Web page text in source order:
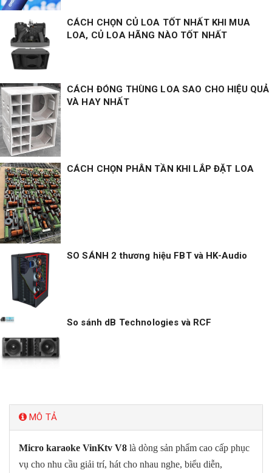
CÁCH CHỌN CỦ LOA TỐT NHẤT KHI MUA
LOA, CỦ LOA HÃNG NÀO TỐT NHẤT
CÁCH ĐÓNG THÙNG LOA SAO CHO HIỆU QUẢ
VÀ HAY NHẤT
CÁCH CHỌN PHÂN TẦN KHI LẮP ĐẶT LOA
SO SÁNH 2 thương hiệu FBT và HK-Audio
So sánh dB Technologies và RCF
MÔ TẢ
Micro karaoke VinKtv V8 là dòng sản phẩm cao cấp phục
vụ cho nhu cầu giải trí, hát cho nhau nghe, biểu diễn,